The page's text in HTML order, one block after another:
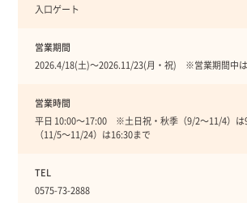
入口ゲート
営業期間
2026.4/18(土)〜2026.11/23(月・祝) ※営業期間中
営業時間
平日 10:00〜17:00 ※土日祝・秋季（9/2〜11/4）は
（11/5〜11/24）は16:30まで
TEL
0575-73-2888